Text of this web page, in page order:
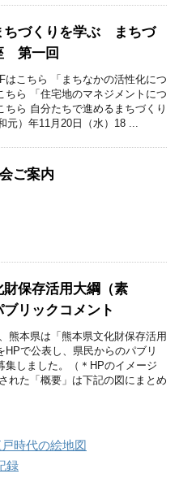
ちづくりを学ぶ まちづ
第一回
はこちら 「まちなかの活性化につ
ちら 「住宅地のマネジメントにつ
ちら 自分たちで進めるまちづくり
元）年11月20日（水）18 ...
ご案内
財保存活用大綱（素
リックコメント
熊本県は「熊本県文化財保存活用
HPで公表し、県民からのパブリ
集しました。（＊HPのイメージ
れた「概要」は下記の図にまとめ
戸時代の絵地図
録